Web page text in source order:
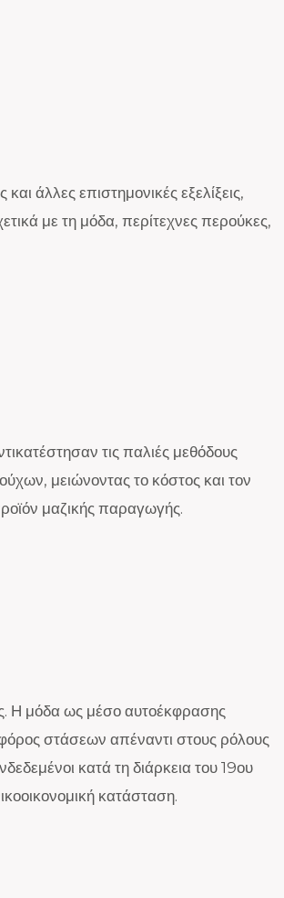
άλλες επιστημονικές εξελίξεις,
με τη μόδα, περίτεχνες περούκες,
τις παλιές μεθόδους
μειώνοντας το κόστος και τον
μαζικής παραγωγής.
Η μόδα ως μέσο αυτοέκφρασης
στάσεων απέναντι στους ρόλους
κατά τη διάρκεια του 19ου
κατάσταση.